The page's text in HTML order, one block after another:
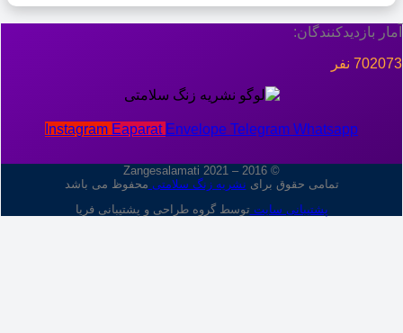
Instagram Eaparat Envelope Telegram Whatsapp
تمامی حقوق براینشریه زنگ سلامتیمحفوظ می باشد
پشتیبانی سایت توسط گروه طراحی و پشتیبانی فریا